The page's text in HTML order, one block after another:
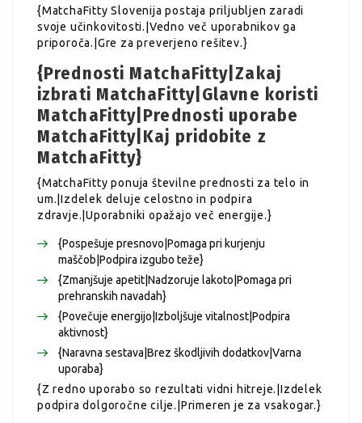
{MatchaFitty Slovenija postaja priljubljen zaradi
svoje učinkovitosti.|Vedno več uporabnikov ga
priporoča.|Gre za preverjeno rešitev.}
{Prednosti MatchaFitty|Zakaj
izbrati MatchaFitty|Glavne koristi
MatchaFitty|Prednosti uporabe
MatchaFitty|Kaj pridobite z
MatchaFitty}
{MatchaFitty ponuja številne prednosti za telo in
um.|Izdelek deluje celostno in podpira
zdravje.|Uporabniki opažajo več energije.}
{Pospešuje presnovo|Pomaga pri kurjenju
maščob|Podpira izgubo teže}
{Zmanjšuje apetit|Nadzoruje lakoto|Pomaga pri
prehranskih navadah}
{Povečuje energijo|Izboljšuje vitalnost|Podpira
aktivnost}
{Naravna sestava|Brez škodljivih dodatkov|Varna
uporaba}
{Z redno uporabo so rezultati vidni hitreje.|Izdelek
podpira dolgoročne cilje.|Primeren je za vsakogar.}